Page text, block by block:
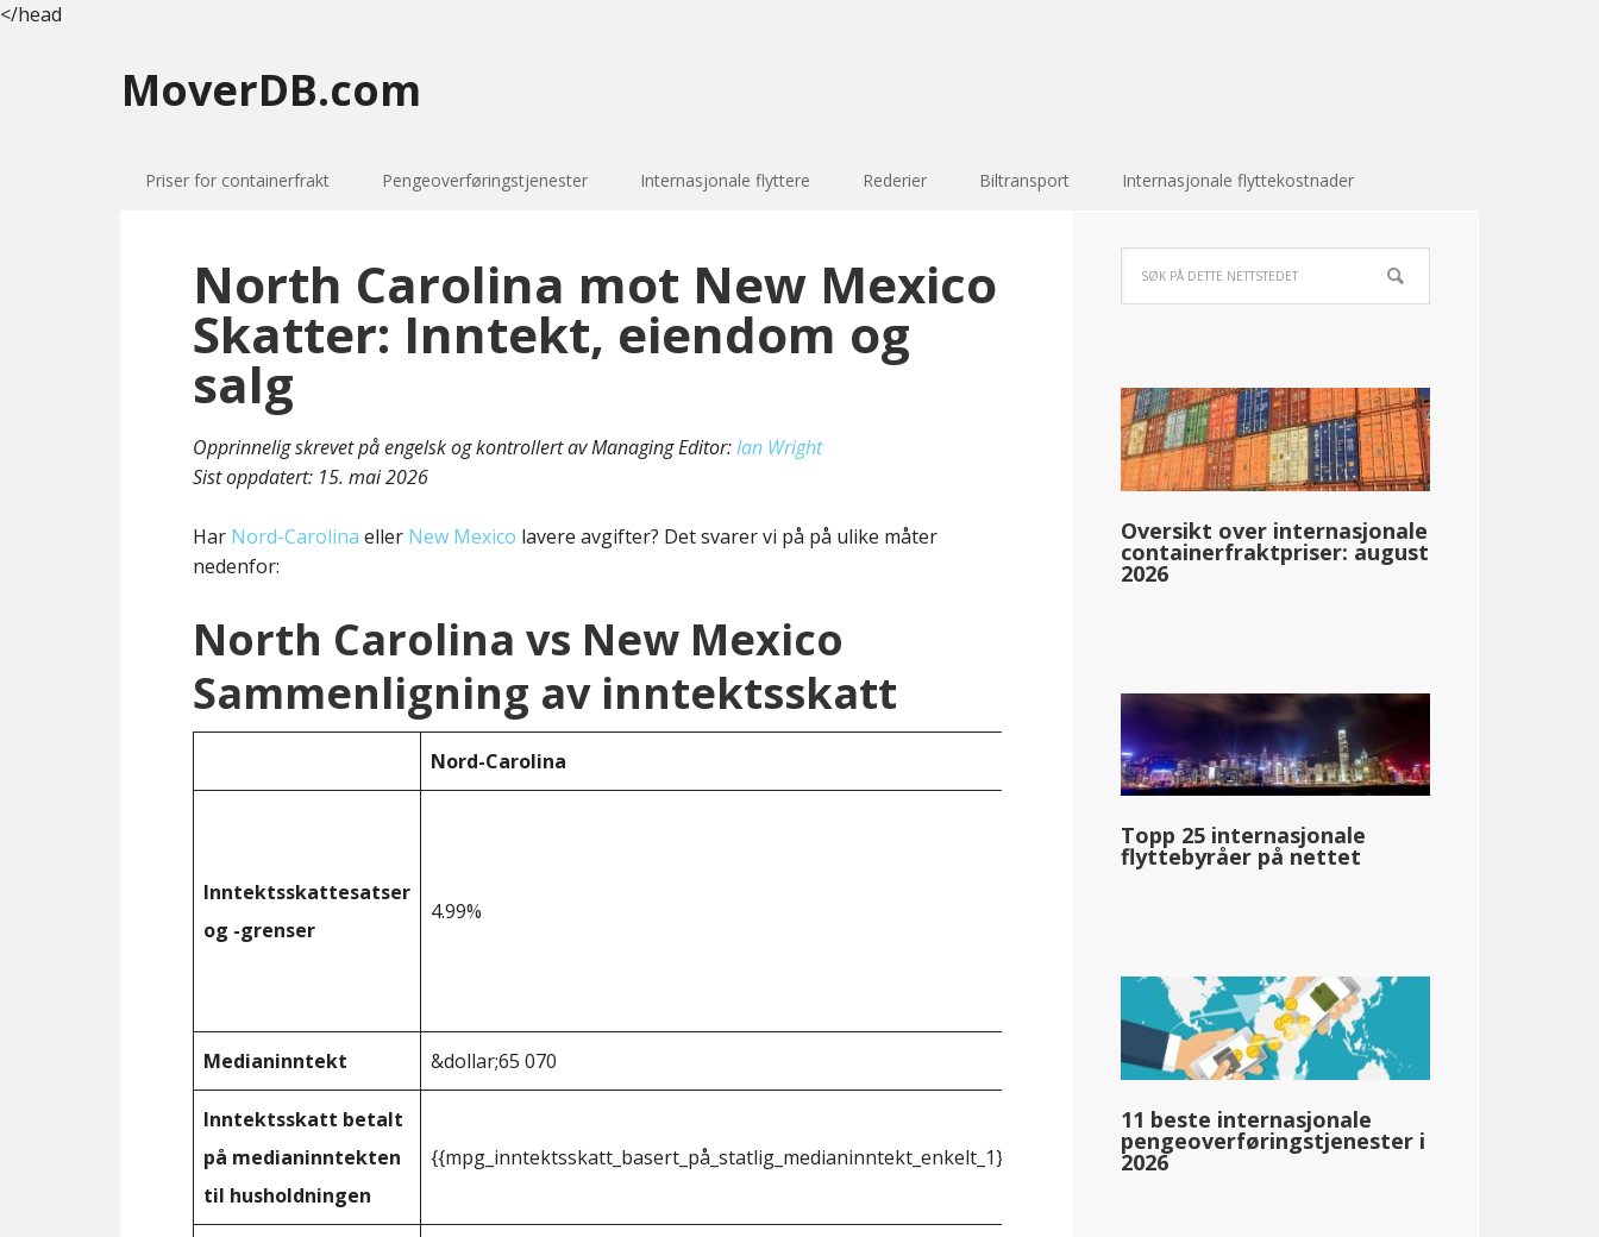
</head
MoverDB.com
Priser for containerfrakt Pengeoverføringstjenester Internasjonale flyttere Rederier Biltransport Internasjonale flyttekostnader
North Carolina mot New Mexico
Skatter: Inntekt, eiendom og
salg
Opprinnelig skrevet på engelsk og kontrollert av Managing Editor:Ian Wright
Sist oppdatert: 15. mai 2026
Har Nord-Carolina eller New Mexico lavere avgifter? Det svarer vi på på ulike måter
nedenfor:
North Carolina vs New Mexico
Sammenligning av inntektsskatt
Nord-Carolina New Mexico
Inntektsskattesatser
og -grenser
4.99%
3.20%: &dollar;5,501-&dollar;11,000
5.90%: &dollar;210,001+
Medianinntekt &dollar;65 070 &dollar;56 420
Inntektsskatt betalt
på medianinntekten
til husholdningen
{{mpg_inntektsskatt_basert_på_statlig_medianinntekt_enkelt_1}}
Oversikt over internasjonale
containerfraktpriser: august
2026
Topp 25 internasjonale
flyttebyråer på nettet
11 beste internasjonale
pengeoverføringstjenester i
2026